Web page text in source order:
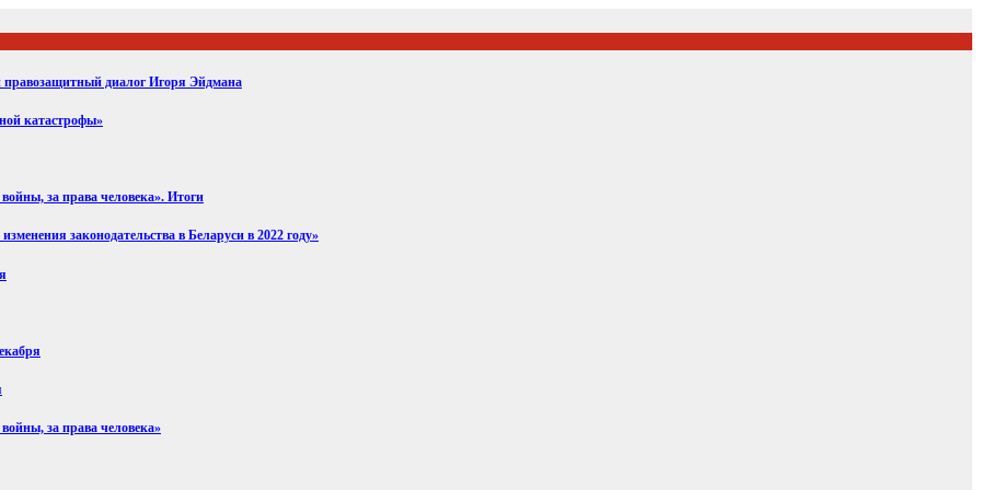
правозащитный диалог Игоря Эйдмана
катастрофы»
за права человека». Итоги
законодательства в Беларуси в 2022 году»
за права человека»